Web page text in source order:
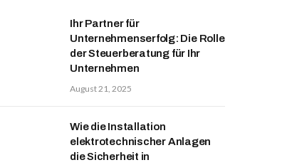
Ihr Partner für
Unternehmenserfolg: Die Rolle
der Steuerberatung für Ihr
Unternehmen
August 21, 2025
Wie die Installation
elektrotechnischer Anlagen
die Sicherheit in